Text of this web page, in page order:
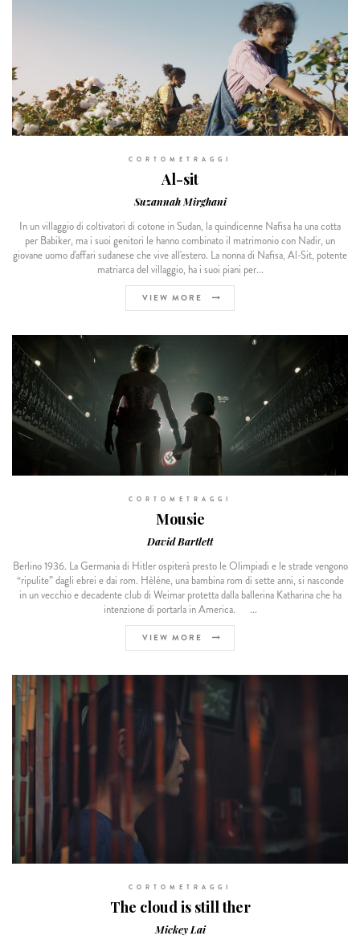
CORTOMETRAGGI
Al-sit
Suzannah Mirghani
In un villaggio di coltivatori di cotone in Sudan, la quindicenne Nafisa ha una cotta
per Babiker, ma i suoi genitori le hanno combinato il matrimonio con Nadir, un
giovane uomo d'affari sudanese che vive all'estero. La nonna di Nafisa, Al-Sit, potente
matriarca del villaggio, ha i suoi piani per...
VIEW MORE
CORTOMETRAGGI
Mousie
David Bartlett
Berlino 1936. La Germania di Hitler ospiterà presto le Olimpiadi e le strade vengono
“ripulite” dagli ebrei e dai rom. Hèléne, una bambina rom di sette anni, si nasconde
in un vecchio e decadente club di Weimar protetta dalla ballerina Katharina che ha
intenzione di portarla in America. ...
VIEW MORE
CORTOMETRAGGI
The cloud is still ther
Mickey Lai